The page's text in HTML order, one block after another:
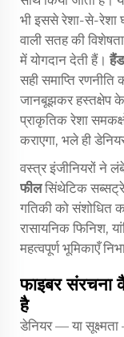
भी इससे रेशा-से-रेशा
वाली सतह की
में योगदान देती हैं।
सही समाप्ति
जानबूझकर हस्तक्षेप
प्राकृतिक रेशा
कराएगा, भले ही
वस्त्र इंजीनियरों ने
फीलसिंथेटिक
गतिकी को संशोधित
रासायनिक फिनिश,
महत्वपूर्ण भूमिकाएँ
फाइबर संरचना
है
डेनियर — या